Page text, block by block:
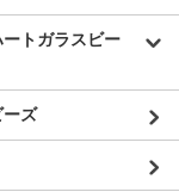
トガラスビー
ーズ